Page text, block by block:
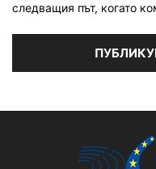
следващия път, когато